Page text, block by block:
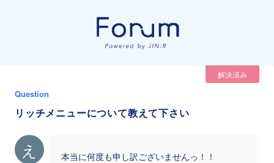
解決済み
Question
リッチメニューについて教えて下さい
え
本当に何度も申し訳ございませんっ！！